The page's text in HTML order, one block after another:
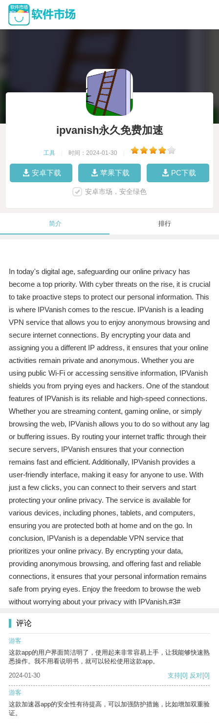
ipvanish永久免费加速
工具 时间：2024-01-30
安卓下载 苹果下载 PC下载
安卓市场，安全绿色
简介 排行
In today's digital age, safeguarding our online privacy has
become a top priority. With cyber threats on the rise, it is crucial
to take proactive steps to protect our personal information. This
is where IPVanish comes to the rescue. IPVanish is a leading
VPN service that allows you to enjoy anonymous browsing and
secure internet connections. By encrypting your data and
assigning you a different IP address, it ensures that your online
activities remain private and anonymous. Whether you are
using public Wi-Fi or accessing sensitive information, IPVanish
shields you from prying eyes and hackers. One of the standout
features of IPVanish is its reliable and high-speed connections.
Whether you are streaming content, gaming online, or simply
browsing the web, IPVanish allows you to do so without any lag
or buffering issues. By routing your internet traffic through their
secure servers, IPVanish ensures that your connection
remains fast and efficient. Additionally, IPVanish provides a
user-friendly interface, making it easy for anyone to use. With
just a few clicks, you can connect to their servers and start
protecting your online privacy. The service is available for
various devices, including phones, tablets, and computers,
ensuring you are protected both at home and on the go. In
conclusion, IPVanish is a dependable VPN service that
prioritizes your online privacy. By encrypting your data,
providing anonymous browsing, and offering fast and reliable
connections, it ensures that your personal information remains
safe from prying eyes. Enjoy the freedom to browse the web
without worrying about your privacy with IPVanish.#3#
评论
游客
这款app的用户界面简洁明了，使用起来非常容易上手，让我能够快速熟
悉操作。我不用看说明书，就可以轻松使用这款app。
2024-01-30
支持[0] 反对[0]
游客
这款加速器app的安全性有待提高，可以加强防护措施，比如增加双重验
证。